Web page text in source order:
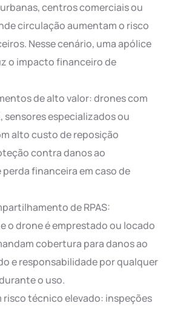
centros comerciais ou
circulação aumentam o risco
Nesse cenário, uma apólice
o impacto financeiro de
de alto valor: drones com
sensores especializados ou
alto custo de reposição
contra danos ao
financeira em caso de
de RPAS:
o drone é emprestado ou locado
cobertura para danos ao
e responsabilidade por qualquer
o uso.
risco técnico elevado: inspeções